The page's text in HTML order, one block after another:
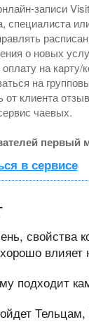
записи
специалиста
о новых
на карту/
на
клиента
чаевых.
первый
в сервисе
свойства
влияет